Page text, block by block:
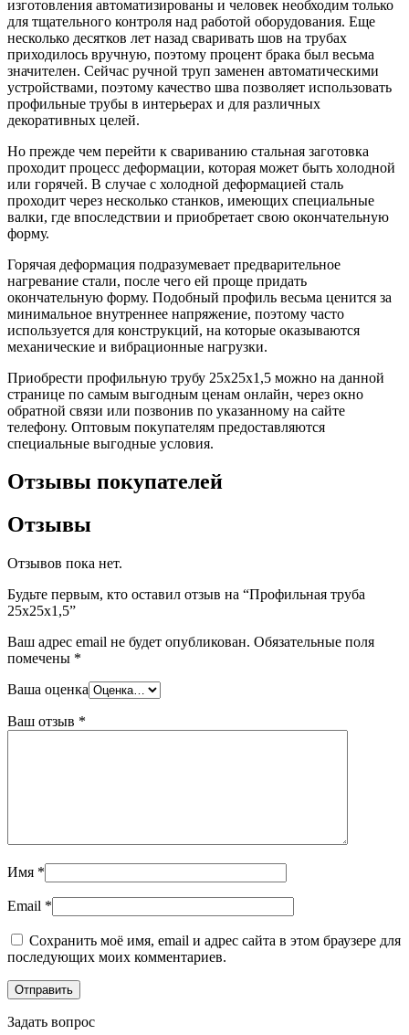
изготовления автоматизированы и человек необходим только
для тщательного контроля над работой оборудования. Еще
несколько десятков лет назад сваривать шов на трубах
приходилось вручную, поэтому процент брака был весьма
значителен. Сейчас ручной труп заменен автоматическими
устройствами, поэтому качество шва позволяет использовать
профильные трубы в интерьерах и для различных
декоративных целей.
Но прежде чем перейти к свариванию стальная заготовка
проходит процесс деформации, которая может быть холодной
или горячей. В случае с холодной деформацией сталь
проходит через несколько станков, имеющих специальные
валки, где впоследствии и приобретает свою окончательную
форму.
Горячая деформация подразумевает предварительное
нагревание стали, после чего ей проще придать
окончательную форму. Подобный профиль весьма ценится за
минимальное внутреннее напряжение, поэтому часто
используется для конструкций, на которые оказываются
механические и вибрационные нагрузки.
Приобрести профильную трубу 25х25х1,5 можно на данной
странице по самым выгодным ценам онлайн, через окно
обратной связи или позвонив по указанному на сайте
телефону. Оптовым покупателям предоставляются
специальные выгодные условия.
Отзывы покупателей
Отзывы
Отзывов пока нет.
Будьте первым, кто оставил отзыв на “Профильная труба
25х25х1,5”
Ваш адрес email не будет опубликован. Обязательные поля
помечены *
Ваша оценка
Ваш отзыв *
Имя *
Email *
Сохранить моё имя, email и адрес сайта в этом браузере для
последующих моих комментариев.
Задать вопрос